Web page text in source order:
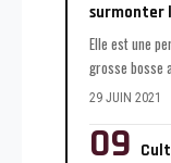
surmonter
Elle est une
grosse bosse
29 JUIN 2021